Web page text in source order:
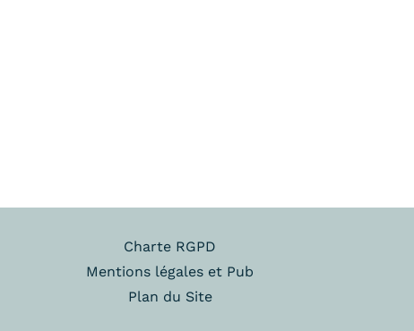
Charte RGPD
Mentions légales et Pub
Plan du Site